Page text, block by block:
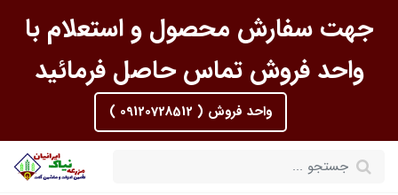
جهت سفارش محصول و استعلام با
واحد فروش تماس حاصل فرمائید
واحد فروش ( 09120728512 )